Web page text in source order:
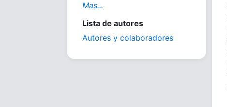
Mas...
Lista de autores
Autores y colaboradores